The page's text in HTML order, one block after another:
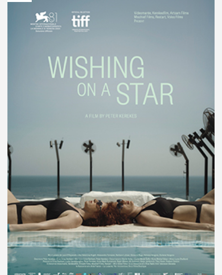
TARİH
11 Nisan 2025 - 21:30 Beyoğlu Sineması
12 Nisan 2025 - 21:30 Sinematek/Sinema Evi
14 Nisan 2025 - 16:00 Cinewam City's 3